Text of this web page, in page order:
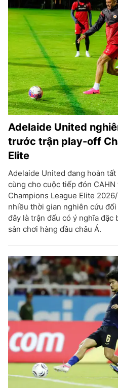
Adelaide United
trước trận play-off
Elite
Adelaide United đang hoàn
cùng cho cuộc tiếp đón
Champions League Elite
nhiều thời gian nghiên cứu
đây là trận đấu có ý nghĩa
sân chơi hàng đầu châu Á.